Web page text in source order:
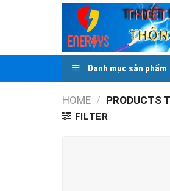
Danh mục sản phẩm
HOME / PRODUCTS
FILTER